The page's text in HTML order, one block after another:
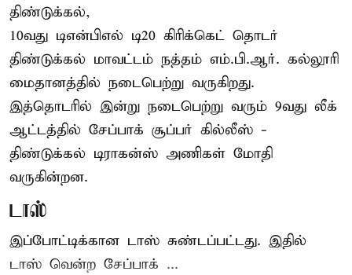
திண்டுக்கல்,
10வது டிஎன்பிஎல் டி20 கிரிக்கெட் தொடர்
திண்டுக்கல் மாவட்டம் நத்தம் எம்.பி.ஆர். கல்லூரி
மைதானத்தில் நடைபெற்று வருகிறது.
இத்தொடரில் இன்று நடைபெற்று வரும் 9வது லீக்
ஆட்டத்தில் சேப்பாக் சூப்பர் கில்லீஸ் -
திண்டுக்கல் டிராகன்ஸ் அணிகள் மோதி
வருகின்றன.
டாஸ்
இப்போட்டிக்கான டாஸ் சுண்டப்பட்டது. இதில்
டாஸ் வென்ற சேப்பாக் ...